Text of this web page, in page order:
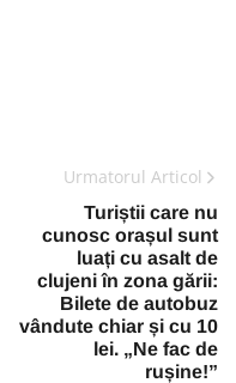
Urmatorul Articol
Turiștii care nu
cunosc orașul sunt
luați cu asalt de
clujeni în zona gării:
Bilete de autobuz
vândute chiar și cu 10
lei. „Ne fac de
rușine!”